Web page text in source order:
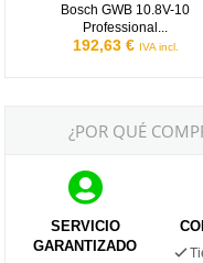
Bosch GWB 10.8V-10
Professional...
192,63 € IVA incl.
¿POR QUÉ
SERVICIO
GARANTIZADO